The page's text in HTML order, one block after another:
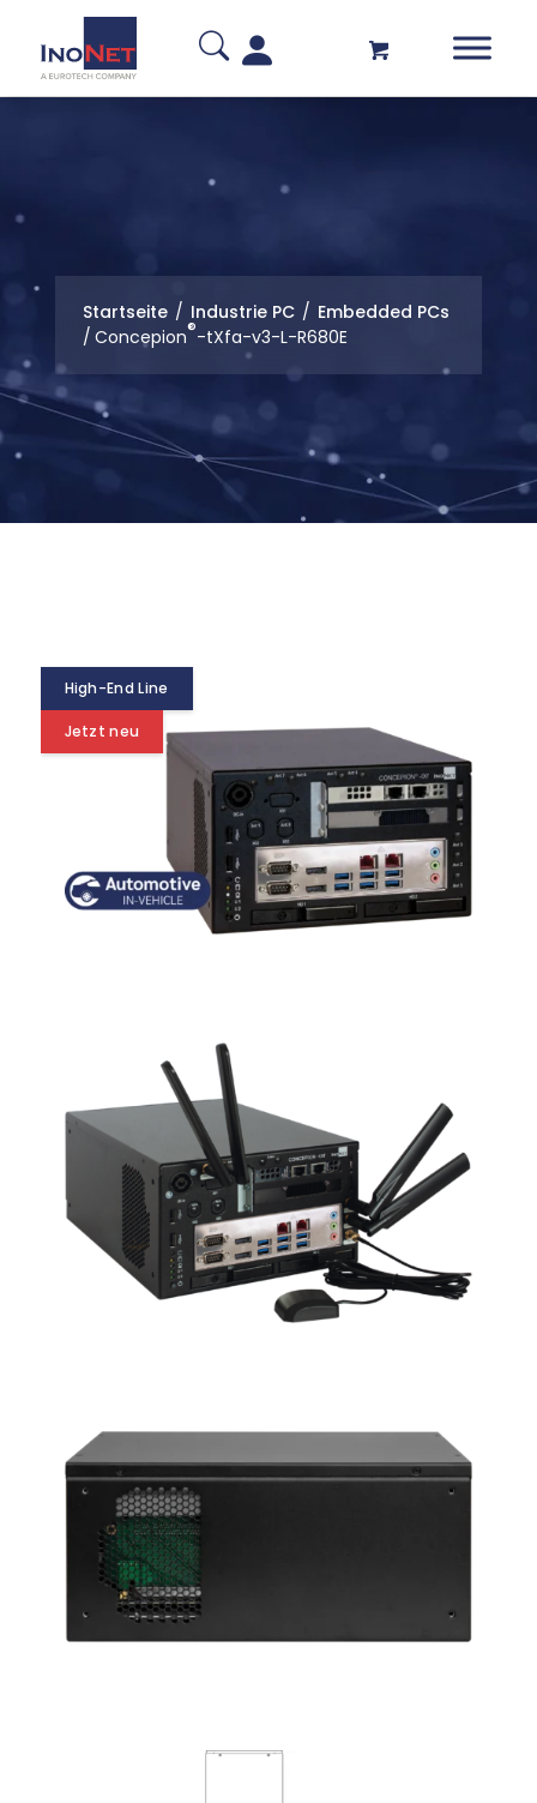
Startseite / Industrie PC / Embedded PCs
/ Concepion®-tXfa-v3-L-R680E
High-End Line
Jetzt neu